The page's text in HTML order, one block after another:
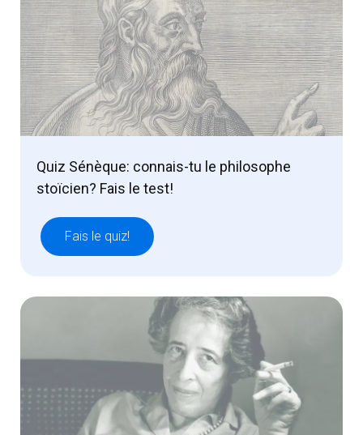
Quiz Sénèque: connais-tu le philosophe
stoïcien? Fais le test!
Fais le quiz!